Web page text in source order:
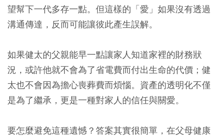
望幫下一代多存一點。但這樣的「愛」如果沒有透過
溝通傳達，反而可能讓彼此產生誤解。
如果健太的父親能早一點讓家人知道家裡的財務狀
況，或許他就不會為了省電費而付出生命的代價；健
太也不會因為擔心喪葬費而煩惱。資產的透明化不僅
是為了繼承，更是一種對家人的信任與關愛。
要怎麼避免這種遺憾？答案其實很簡單，在父母健康